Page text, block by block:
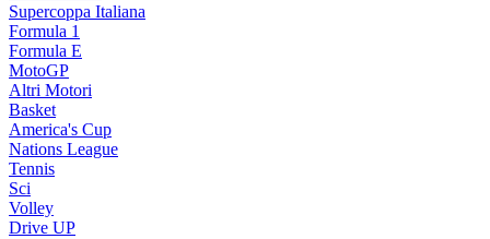
Supercoppa Italiana
Formula 1
Formula E
MotoGP
Altri Motori
Basket
America's Cup
Nations League
Tennis
Sci
Volley
Drive UP